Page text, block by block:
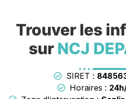
Trouver les
sur NCJ
SIRET :
Horaires :